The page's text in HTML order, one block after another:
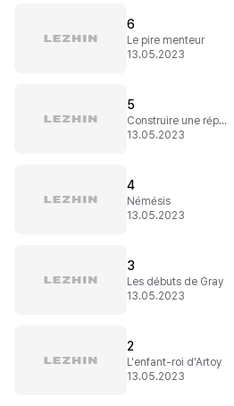
6
Le pire menteur
13.05.2023
5
Construire une réputation
13.05.2023
4
Némésis
13.05.2023
3
Les débuts de Gray
13.05.2023
2
L'enfant-roi d'Artoy
13.05.2023